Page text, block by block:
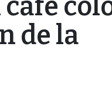
de la